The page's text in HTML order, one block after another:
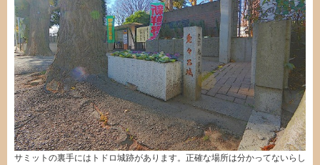
サミットの裏手にはトドロ城跡があります。正確な場所は分かってないらし